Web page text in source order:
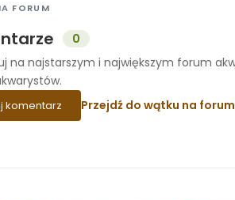
FORUM
0
na najstarszym i największym forum
komentarz Przejdź do wątku na forum